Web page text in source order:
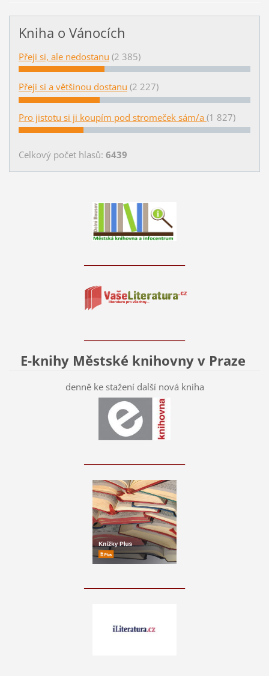
Kniha o Vánocích
Přeji si, ale nedostanu (2 385)
Přeji si a většinou dostanu (2 227)
Pro jistotu si ji koupím pod stromeček sám/a (1 827)
Celkový počet hlasů: 6439
E-knihy Městské knihovny v Praze
denně ke stažení další nová kniha